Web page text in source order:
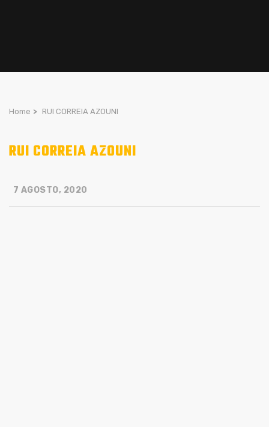
Home > RUI CORREIA AZOUNI
RUI CORREIA AZOUNI
7 AGOSTO, 2020